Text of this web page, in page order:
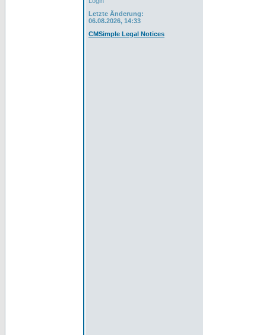
Letzte Änderung:
06.08.2026, 14:33
CMSimple Legal Notices